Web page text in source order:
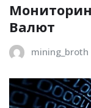
Валют
mining_broth